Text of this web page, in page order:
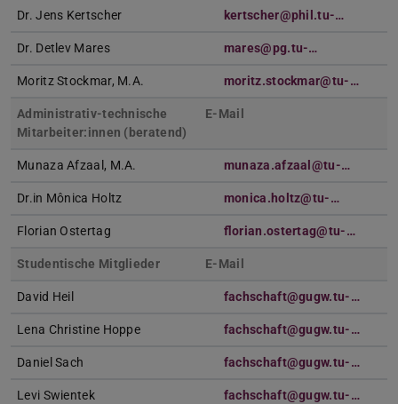
Dr. Jens Kertscher kertscher@phil.tu-…
Dr. Detlev Mares mares@pg.tu-…
Moritz Stockmar, M.A. moritz.stockmar@tu-…
Administrativ-technische
Mitarbeiter:innen (beratend)
E-Mail
Munaza Afzaal, M.A. munaza.afzaal@tu-…
Dr.in Mônica Holtz monica.holtz@tu-…
Florian Ostertag florian.ostertag@tu-…
Studentische Mitglieder E-Mail
David Heil fachschaft@gugw.tu-…
Lena Christine Hoppe fachschaft@gugw.tu-…
Daniel Sach fachschaft@gugw.tu-…
Levi Swientek fachschaft@gugw.tu-…